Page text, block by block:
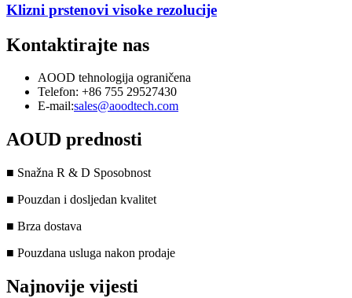
Klizni prstenovi visoke rezolucije
Kontaktirajte nas
AOOD tehnologija ograničena
Telefon: +86 755 29527430
E-mail:sales@aoodtech.com
AOUD prednosti
■ Snažna R & D Sposobnost
■ Pouzdan i dosljedan kvalitet
■ Brza dostava
■ Pouzdana usluga nakon prodaje
Najnovije vijesti